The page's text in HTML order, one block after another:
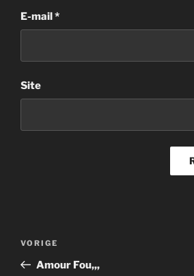
E-mail*
Site
Vorig
bericht
VORIGE
Amour Fou,,,